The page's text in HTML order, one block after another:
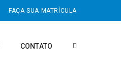
FAÇA SUA MATRÍCULA
CONTATO